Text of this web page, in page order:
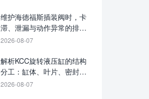
维护海德福斯插装阀时，卡
滞、泄漏与动作异常的排查
要点
2026-08-07
解析KCC旋转液压缸的结构
分工：缸体、叶片、密封与
输出轴各起什么作用
2026-08-07